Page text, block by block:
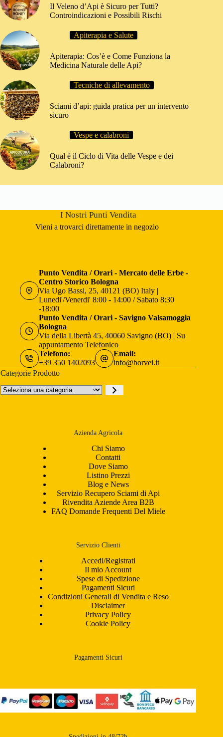
Il Veleno d’Api è Sicuro per Tutti?
Controindicazioni e Possibili Rischi
Apiterapia e Salute
Apiterapia: Cos’è e Come Funziona la
Medicina Naturale delle Api?
Tecniche di allevamento
Sciami d’api: guida pratica per un intervento
sicuro
Vespe e calabroni
Qual è il Ciclo di Vita delle Vespe e dei
Calabroni?
I Nostri Punti Vendita
Vieni a trovarci direttamente in negozio
Punto Vendita / Orari - Mercato delle Erbe -
Centro Storico Bologna
Via Ugo Bassi, 25, 40121 (BO) Italy |
Lunedi'/Venerdi' 8:00 - 14:00 / Sabato 8:30
-18:00
Punto Vendita / Orari - Savigno Valsamoggia
Bologna
Via della Libertà 45, 40060 Savigno (BO) | Su
appuntamento Telefonico
Telefono:
+39 350 1402093
Email:
info@borvei.it
Categorie Prodotto
Seleziona
una
Azienda Agricola
Chi Siamo
Contatti
Dove Siamo
Listino Prezzi
Blog e News
Servizio Recupero Sciami di Api
Rivendita Aziende Area B2B
FAQ Domande Frequenti Del Miele
Servizio Clienti
Accedi/Registrati
Il mio Account
Spese di Spedizione
Pagamenti Sicuri
Condizioni Generali di Vendita e Reso
Disclaimer
Privacy Policy
Cookie Policy
Pagamenti Sicuri